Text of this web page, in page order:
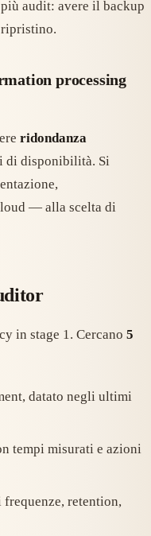
audit: avere il backup
ripristino.
processing
ridondanza
di disponibilità. Si
— alla scelta di
in stage 1. Cercano 5
datato negli ultimi
tempi misurati e azioni
retention,